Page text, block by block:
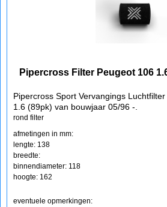
Pipercross Filter Peugeot 106
Pipercross Sport Vervangings
1.6 (89pk) van bouwjaar 05/96 -.
rond filter
afmetingen in mm:
lengte: 138
breedte:
binnendiameter: 118
hoogte: 162
eventuele opmerkingen: